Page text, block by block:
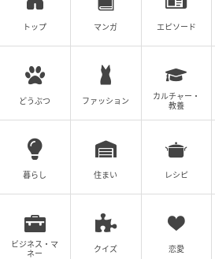
トップ マンガ エピソード
どうぶつ ファッション
カルチャー・
教養
暮らし 住まい レシピ
ビジネス・マ
ネー
クイズ 恋愛